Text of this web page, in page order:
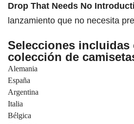
Drop That Needs No
lanzamiento que no necesita
Selecciones incluidas
colección de
Alemania
España
Argentina
Italia
Bélgica